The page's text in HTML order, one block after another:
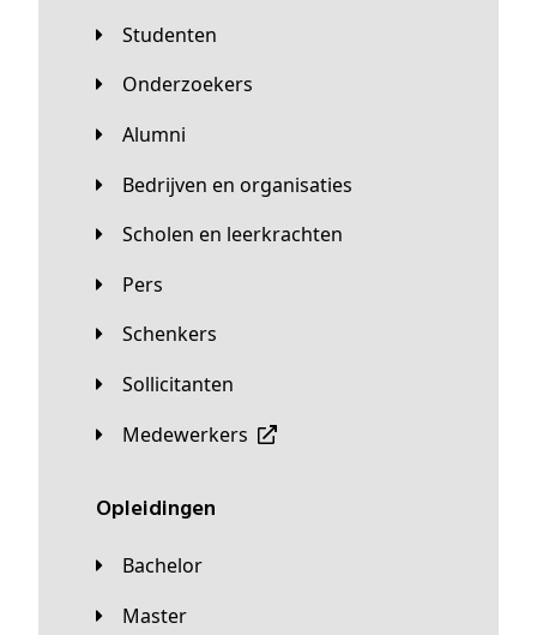
Studenten
Onderzoekers
Alumni
Bedrijven en organisaties
Scholen en leerkrachten
Pers
Schenkers
Sollicitanten
Medewerkers
Opleidingen
Bachelor
Master